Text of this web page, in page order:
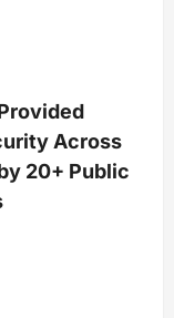
Across
20+ Public